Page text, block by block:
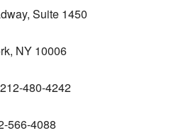
Suite 1450
NY 10006
480-4242
566-4088